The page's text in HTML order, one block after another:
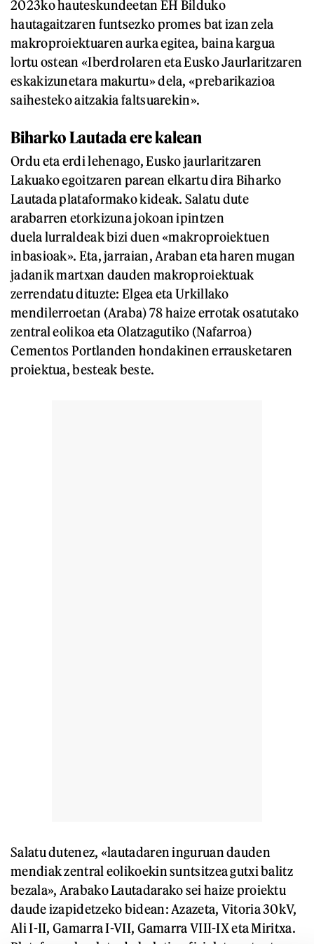
2023ko hauteskundeetan EH Bilduko
hautagaitzaren funtsezko promes bat izan zela
makroproiektuaren aurka egitea, baina kargua
lortu ostean «Iberdrolaren eta Eusko Jaurlaritzaren
eskakizunetara makurtu» dela, «prebarikazioa
saihesteko aitzakia faltsuarekin».
Biharko Lautada ere kalean
Ordu eta erdi lehenago, Eusko jaurlaritzaren
Lakuako egoitzaren parean elkartu dira Biharko
Lautada plataformako kideak. Salatu dute
arabarren etorkizuna jokoan ipintzen
duela lurraldeak bizi duen «makroproiektuen
inbasioak». Eta, jarraian, Araban eta haren mugan
jadanik martxan dauden makroproiektuak
zerrendatu dituzte: Elgea eta Urkillako
mendilerroetan (Araba) 78 haize errotak osatutako
zentral eolikoa eta Olatzagutiko (Nafarroa)
Cementos Portlanden hondakinen errausketaren
proiektua, besteak beste.
Salatu dutenez, «lautadaren inguruan dauden
mendiak zentral eolikoekin suntsitzea gutxi balitz
bezala», Arabako Lautadarako sei haize proiektu
daude izapidetzeko bidean: Azazeta, Vitoria 30kV,
Ali I-II, Gamarra I-VII, Gamarra VIII-IX eta Miritxa.